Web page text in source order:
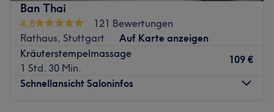
Ban Thai
4,8
121 Bewertungen
Rathaus, Stuttgart
Auf Karte anzeigen
Kräuterstempelmassage
1 Std. 30 Min.
109 €
Schnellansicht Saloninfos